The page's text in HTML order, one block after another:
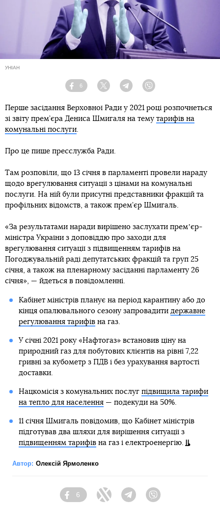
УНІАН
Facebook
6
Twitter TelegramViber
Перше засідання Верховної Ради у 2021 році розпочнеться
зі звіту прем’єра Дениса Шмигаля на тему тарифів на
комунальні послуги.
Про це пише пресслужба Ради.
Там розповіли, що 13 січня в парламенті провели нараду
щодо врегулювання ситуації з цінами на комунальні
послуги. На ній були присутні представники фракцій та
профільних відомств, а також прем’єр Шмигаль.
«За результатами наради вирішено заслухати премʼєр-
міністра України з доповіддю про заходи для
врегулювання ситуації з підвищенням тарифів на
Погоджувальній раді депутатських фракцій та груп 25
січня, а також на пленарному засіданні парламенту 26
січня», — йдеться в повідомленні.
Кабінет міністрів планує на період карантину або до
кінця опалювального сезону запровадити державне
регулювання тарифівна газ.
У січні 2021 року «Нафтогаз» встановив ціну на
природний газ для побутових клієнтів на рівні 7,22
гривні за кубометр з ПДВ і без урахування вартості
доставки.
Нацкомісія з комунальних послуг підвищила тарифи
на тепло для населення— подекуди на 50%.
11 січня Шмигаль повідомив, що Кабінет міністрів
підготував два шляхи для вирішення ситуації з
підвищенням тарифівна газ і електроенергію.
Автор: Олексій Ярмоленко
Facebook
6
Twitter Telegram